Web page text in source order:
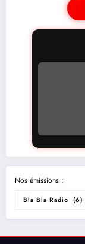
Nos émissions :